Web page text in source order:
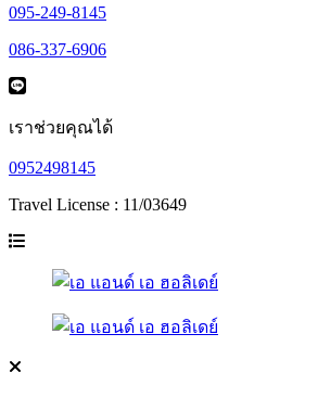
095-249-8145
086-337-6906
เราช่วยคุณได้
0952498145
Travel License : 11/03649